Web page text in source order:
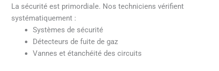
La sécurité est primordiale. Nos techniciens vérifient
systématiquement :
Systèmes de sécurité
Détecteurs de fuite de gaz
Vannes et étanchéité des circuits